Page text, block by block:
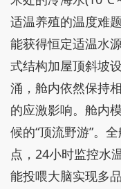
适温养殖的温度难
能获得恒定适温水
式结构加屋顶斜坡
涌，舱内依然保持
的应激影响。舱内
候的“顶流野游”。
点，24小时监控水
能投喂大脑实现多